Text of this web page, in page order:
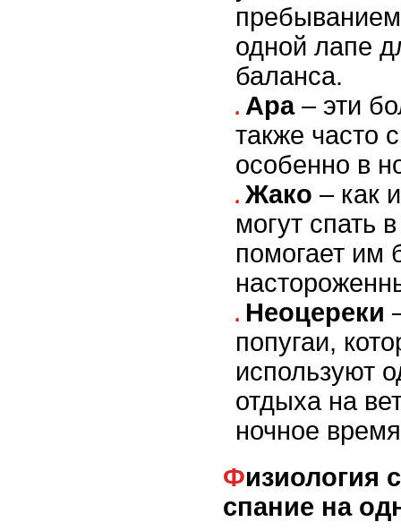
одной лапе
баланса.
Ара– эти
также часто
особенно в
Жако – как
могут спать
помогает им
Неоцереки
попугаи,
используют
отдыха на
ночное
Физиология сна попугаев и
спание на